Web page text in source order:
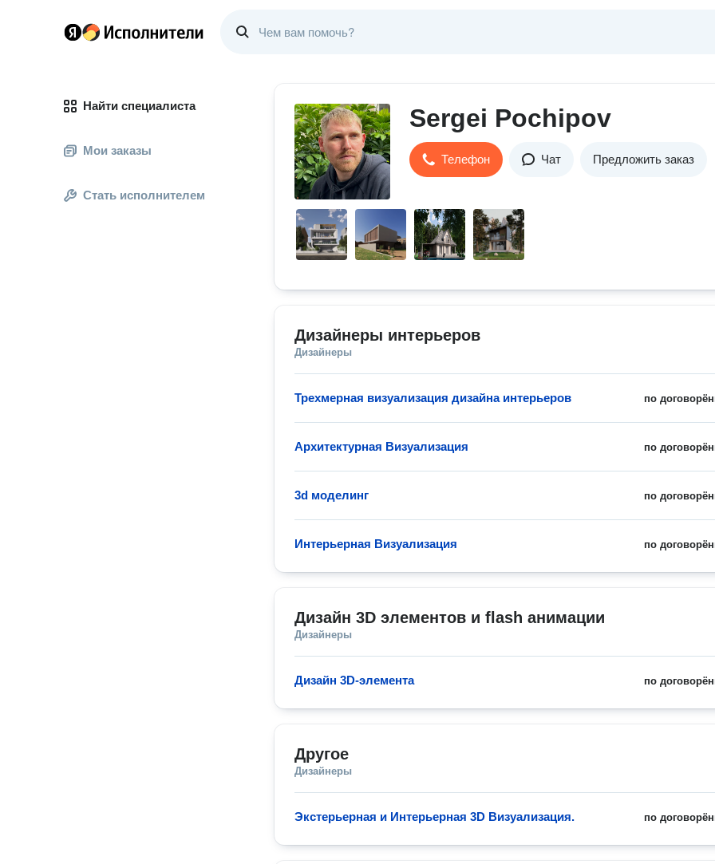
Найти специалиста
Мои заказы
Стать исполнителем
Sergei Pochipov
Телефон Чат Предложить заказ
Дизайнеры интерьеров
Дизайнеры
по
Трехмерная визуализация дизайна интерьеров
по
Архитектурная Визуализация
по
3d моделинг
по
Интерьерная Визуализация
Дизайн 3D элементов и flash анимации
Дизайнеры
по
Дизайн 3D-элемента
Другое
Дизайнеры
по
Экстерьерная и Интерьерная 3D Визуализация.